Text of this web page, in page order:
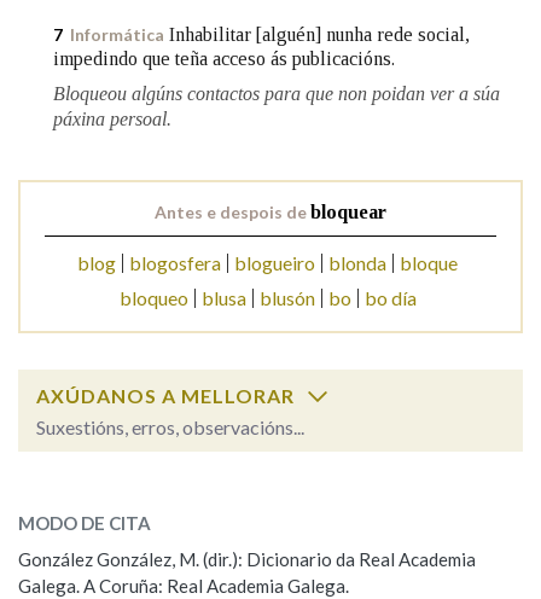
7 Informática Inhabilitar [alguén] nunha rede social,
impedindo que teña acceso ás publicacións.
Bloqueou algúns contactos para que non poidan ver a súa
páxina persoal.
Antes e despois debloquear
blog blogosfera blogueiro blonda
bloque
bloqueo
blusa blusón bo bo día
AXÚDANOS A MELLORAR
Suxestións, erros, observacións...
ESCOLLE UNHA OPCIÓN:
Observación Hai un erro na palabra
MODO DE CITA
González González, M. (dir.): Dicionario da Real Academia
Galega. A Coruña: Real Academia Galega.